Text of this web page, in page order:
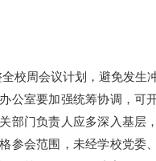
校周会议计划，避免发生
公室要加强统筹协调，可
门负责人应多深入基层，
参会范围，未经学校党委